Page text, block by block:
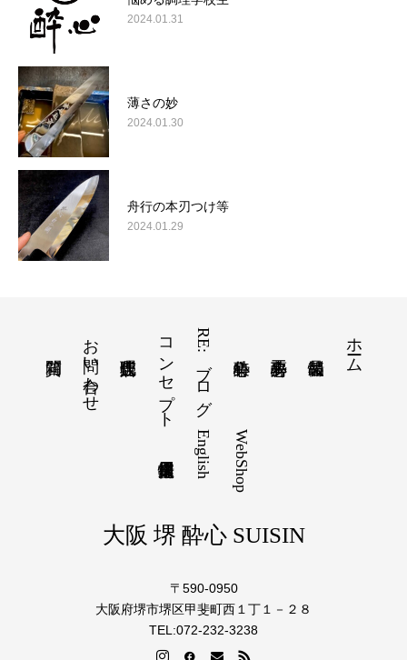
2024.01.31
薄さの妙
2024.01.30
舟行の本刃つけ等
2024.01.29
ホーム
RE:ブログ
コンセプト
お問い合わせ
WebShop
English
大阪 堺 酔心 SUISIN
〒590-0950
大阪府堺市堺区甲斐町西１丁１－２８
TEL:072-232-3238